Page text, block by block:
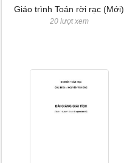
Giáo trình Toán rời rạc (Mới)
20 lượt xem